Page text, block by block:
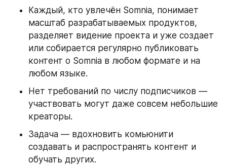
Каждый, кто увлечён Somnia, понимает
масштаб разрабатываемых продуктов,
разделяет видение проекта и уже создает
или собирается регулярно публиковать
контент о Somnia в любом формате и на
любом языке.
Нет требований по числу подписчиков —
участвовать могут даже совсем небольшие
креаторы.
Задача — вдохновить комьюнити
создавать и распространять контент и
обучать других.